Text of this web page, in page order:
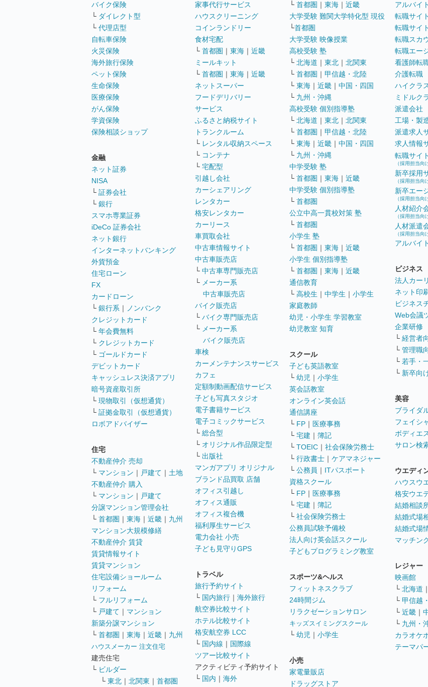
バイク保険
└ ダイレクト型
└ 代理店型
自転車保険
火災保険
海外旅行保険
ペット保険
生命保険
医療保険
がん保険
学資保険
保険相談ショップ
金融
ネット証券
NISA
└ 証券会社
└ 銀行
スマホ専業証券
iDeCo 証券会社
ネット銀行
インターネットバンキング
外貨預金
住宅ローン
FX
カードローン
└ 銀行系 ｜
ノンバンク
クレジットカード
└ 年会費無料
└ クレジットカード
└ ゴールドカード
デビットカード
キャッシュレス決済アプリ
暗号資産取引所
└ 現物取引（仮想通貨）
└ 証拠金取引（仮想通貨）
ロボアドバイザー
住宅
不動産仲介 売却
└ マンション ｜ 戸建て ｜ 土地
不動産仲介 購入
└ マンション ｜ 戸建て
分譲マンション管理会社
└ 首都圏 ｜ 東海 ｜ 近畿 ｜ 九州
マンション大規模修繕
不動産仲介 賃貸
賃貸情報サイト
賃貸マンション
住宅設備ショールーム
リフォーム
└ フルリフォーム
└ 戸建て ｜ マンション
新築分譲マンション
└ 首都圏 ｜ 東海 ｜ 近畿 ｜ 九州
ハウスメーカー 注文住宅
建売住宅
└ ビルダー
└ 東北 ｜ 北関東 ｜ 首都圏
家事代行サービス
ハウスクリーニング
コインランドリー
食材宅配
└ 首都圏 ｜ 東海 ｜ 近畿
ミールキット
└ 首都圏 ｜ 東海 ｜ 近畿
ネットスーパー
フードデリバリー
サービス
ふるさと納税サイト
トランクルーム
└ レンタル収納スペース
└ コンテナ
└ 宅配型
引越し会社
カーシェアリング
レンタカー
格安レンタカー
カーリース
車買取会社
中古車情報サイト
中古車販売店
└ 中古車専門販売店
└ メーカー系
中古車販売店
バイク販売店
└ バイク専門販売店
└ メーカー系
バイク販売店
車検
カーメンテナンスサービス
カフェ
定額制動画配信サービス
子ども写真スタジオ
電子書籍サービス
電子コミックサービス
└ 総合型
└ オリジナル作品限定型
└ 出版社
マンガアプリ オリジナル
ブランド品買取 店舗
オフィス引越し
オフィス通販
オフィス複合機
福利厚生サービス
電力会社 小売
子ども見守りGPS
トラベル
旅行予約サイト
└ 国内旅行 ｜ 海外旅行
航空券比較サイト
ホテル比較サイト
格安航空券 LCC
└ 国内線 ｜ 国際線
ツアー比較サイト
アクティビティ予約サイト
└ 国内 ｜ 海外
└ 首都圏 ｜ 東海 ｜ 近畿
大学受験 難関大学特化型 現役
└首都圏
大学受験 映像授業
高校受験 塾
└ 北海道 ｜ 東北 ｜ 北関東
└ 首都圏 ｜ 甲信越・北陸
└ 東海 ｜ 近畿 ｜ 中国・四国
└ 九州・沖縄
高校受験 個別指導塾
└ 北海道 ｜ 東北 ｜ 北関東
└ 首都圏 ｜ 甲信越・北陸
└ 東海 ｜ 近畿 ｜ 中国・四国
└ 九州・沖縄
中学受験 塾
└ 首都圏 ｜ 東海 ｜ 近畿
中学受験 個別指導塾
└ 首都圏
公立中高一貫校対策 塾
└ 首都圏
小学生 塾
└ 首都圏 ｜ 東海 ｜ 近畿
小学生 個別指導塾
└ 首都圏 ｜ 東海 ｜ 近畿
通信教育
└ 高校生 ｜ 中学生 ｜ 小学生
家庭教師
幼児・小学生 学習教室
幼児教室 知育
スクール
子ども英語教室
└ 幼児 ｜ 小学生
英会話教室
オンライン英会話
通信講座
└ FP ｜ 医療事務
└ 宅建 ｜ 簿記
└ TOEIC ｜ 社会保険労務士
└ 行政書士 ｜ ケアマネジャー
└ 公務員 ｜ ITパスポート
資格スクール
└ FP ｜ 医療事務
└ 宅建 ｜ 簿記
└ 社会保険労務士
公務員試験予備校
法人向け英会話スクール
子どもプログラミング教室
スポーツ&ヘルス
フィットネスクラブ
24時間ジム
リラクゼーションサロン
キッズスイミングスクール
└ 幼児 ｜ 小学生
小売
家電量販店
ドラッグストア
アルバイ
転職サイト
転職サイ
転職スカ
転職エー
看護師転
介護転職
ハイクラ
ミドルク
派遣会社
工場・製
派遣求人
求人情報
転職サイト
（採用担当向
新卒採用
（採用担当向
新卒エー
（採用担当向
人材紹介
（採用担当向
人材派遣
（採用担当向
アルバイ
ビジネス
法人カー
ネット印
ビジネス
Web会議
企業研修
└ 経営者
└ 管理職
└ 若手・
└ 新卒向
美容
ブライダ
フェイシ
ボディエ
サロン検
ウエディ
ハウスウ
格安ウエ
結婚相談
結婚式場
結婚式場
マッチン
レジャー
映画館
└ 北海道 ｜
└ 甲信越
└ 近畿 ｜
└ 九州・
カラオケ
テーマパ